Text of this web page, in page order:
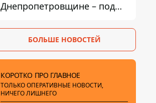
Днепропетровщине – под
районов области
БОЛЬШЕ НОВОСТЕЙ
КОРОТКО ПРО ГЛАВНОЕ
ТОЛЬКО ОПЕРАТИВНЫЕ НОВОСТИ,
НИЧЕГО ЛИШНЕГО